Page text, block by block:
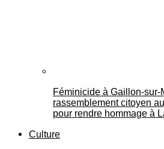
Féminicide à
rassemblement citoyen
pour rendre hommage à
Culture